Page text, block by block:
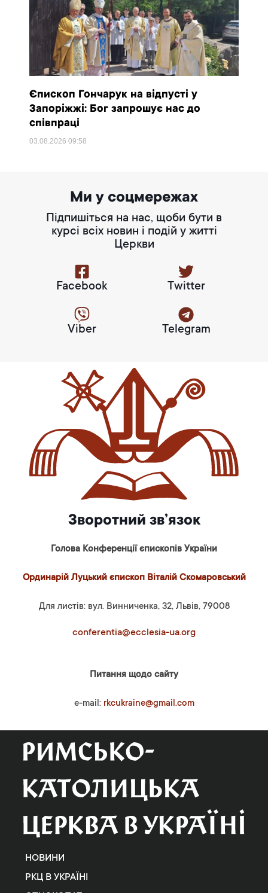
Єпископ Гончарук на відпусті у
Запоріжжі: Бог запрошує нас до
співпраці
03.08.202609:58
Ми у соцмережах
Підпишіться на нас, щоби бути в
курсі всіх новин і подій у житті
Церкви
Facebook Twitter
Viber Telegram
Зворотний зв’язок
Голова Конференції єпископів України
Ординарій Луцький єпископ Віталій Скомаровський
Для листів: вул. Винниченка, 32, Львів, 79008
conferentia@ecclesia-ua.org
Питання щодо сайту
e-mail: rkcukraine@gmail.com
НОВИНИ
РКЦ В УКРАЇНІ